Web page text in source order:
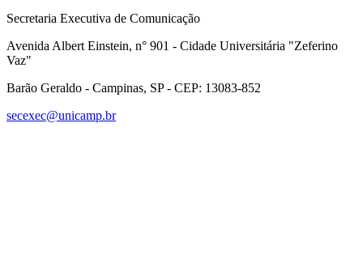
Secretaria Executiva de Comunicação
Avenida Albert Einstein, n° 901 - Cidade Universitária "Zeferino
Vaz"
Barão Geraldo - Campinas, SP - CEP: 13083-852
secexec@unicamp.br